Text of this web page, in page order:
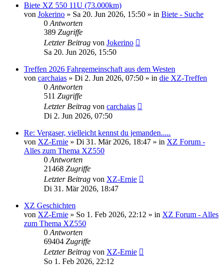
Biete XZ 550 11U (73.000km)
von Jokerino » Sa 20. Jun 2026, 15:50 » in Biete - Suche
0 Antworten
389 Zugriffe
Letzter Beitrag von Jokerino
Sa 20. Jun 2026, 15:50
Treffen 2026 Fahrgemeinschaft aus dem Westen
von carchaias » Di 2. Jun 2026, 07:50 » in die XZ-Treffen
0 Antworten
511 Zugriffe
Letzter Beitrag von carchaias
Di 2. Jun 2026, 07:50
Re: Vergaser, vielleicht kennst du jemanden.....
von XZ-Ernie » Di 31. Mär 2026, 18:47 » in XZ Forum -
Alles zum Thema XZ550
0 Antworten
21468 Zugriffe
Letzter Beitrag von XZ-Ernie
Di 31. Mär 2026, 18:47
XZ Geschichten
von XZ-Ernie » So 1. Feb 2026, 22:12 » in XZ Forum - Alles
zum Thema XZ550
0 Antworten
69404 Zugriffe
Letzter Beitrag von XZ-Ernie
So 1. Feb 2026, 22:12